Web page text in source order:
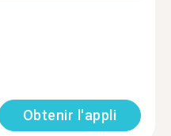
Obtenir l'appli